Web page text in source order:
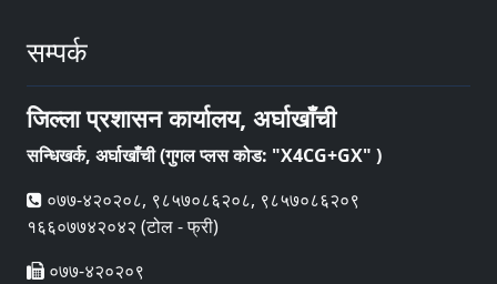
सम्पर्क
जिल्ला प्रशासन कार्यालय, अर्घाखाँची
सन्धिखर्क, अर्घाखाँची (गुगल प्लस कोड: "X4CG+GX" )
०७७-४२०२०८, ९८५७०८६२०८, ९८५७०८६२०९
१६६०७७४२०४२ (टोल - फ्री)
०७७-४२०२०९